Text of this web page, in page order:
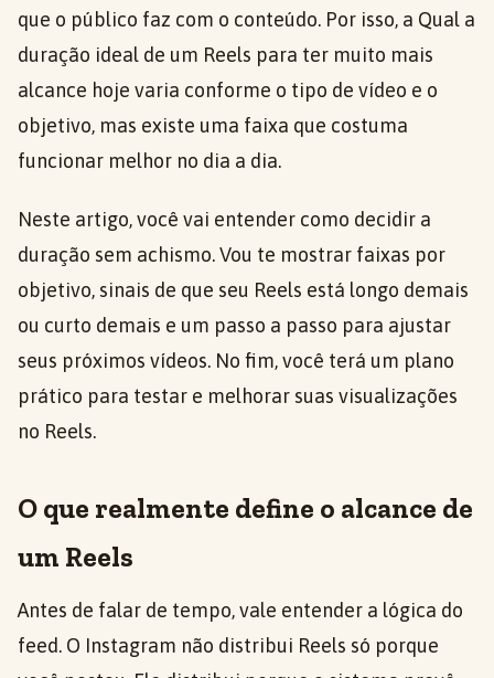
que o público faz com o conteúdo. Por isso, a Qual a
duração ideal de um Reels para ter muito mais
alcance hoje varia conforme o tipo de vídeo e o
objetivo, mas existe uma faixa que costuma
funcionar melhor no dia a dia.
Neste artigo, você vai entender como decidir a
duração sem achismo. Vou te mostrar faixas por
objetivo, sinais de que seu Reels está longo demais
ou curto demais e um passo a passo para ajustar
seus próximos vídeos. No fim, você terá um plano
prático para testar e melhorar suas visualizações
no Reels.
O que realmente define o alcance de
um Reels
Antes de falar de tempo, vale entender a lógica do
feed. O Instagram não distribui Reels só porque